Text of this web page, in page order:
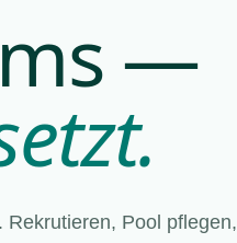
—
Rekrutieren, Pool pflegen,